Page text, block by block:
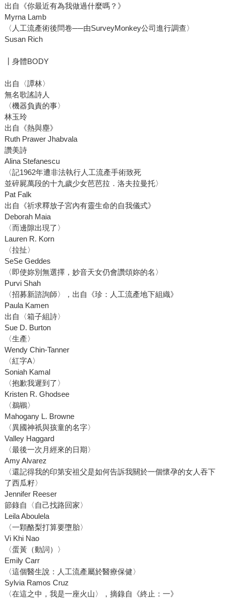
出自《你最近有為我做過什麼嗎？》
Myrna Lamb
〈人工流產術後問卷──由SurveyMonkey公司進行調查〉
Susan Rich
┃身體BODY
出自〈譚林〉
無名歌謠詩人
〈機器負責的事〉
林玉玲
出自《熱與塵》
Ruth Prawer Jhabvala
讚美詩
Alina Stefanescu
〈記1962年遭非法執行人工流產手術致死
並碎屍萬段的十九歲少女芭芭拉．洛夫拉曼托〉
Pat Falk
出自《祈求釋放子宮內有靈生命的自我儀式》
Deborah Maia
〈而邊隙出現了〉
Lauren R. Korn
〈拉扯〉
SeSe Geddes
〈即使妳別無選擇，妙音天女仍會讚頌妳的名〉
Purvi Shah
〈招募新諮詢師〉，出自《珍：人工流產地下組織》
Paula Kamen
出自〈箱子組詩〉
Sue D. Burton
〈生產〉
Wendy Chin-Tanner
〈紅字A〉
Soniah Kamal
〈抱歉我遲到了〉
Kristen R. Ghodsee
〈鵜鶘〉
Mahogany L. Browne
〈異國神祇與孩童的名字〉
Valley Haggard
〈最後一次月經來的日期〉
Amy Alvarez
〈還記得我的印第安祖父是如何告訴我關於一個懷孕的女人吞下
了西瓜籽〉
Jennifer Reeser
節錄自〈自己找路回家〉
Leila Aboulela
〈一顆酪梨打算要墮胎〉
Vi Khi Nao
〈蛋黃（動詞）〉
Emily Carr
〈這個醫生說：人工流產屬於醫療保健〉
Sylvia Ramos Cruz
〈在這之中，我是一座火山〉，摘錄自《終止：一》